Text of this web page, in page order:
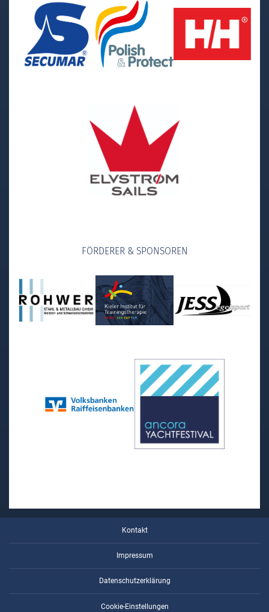
FÖRDERER & SPONSOREN
Kontakt
Impressum
Datenschutzerklärung
Cookie-Einstellungen